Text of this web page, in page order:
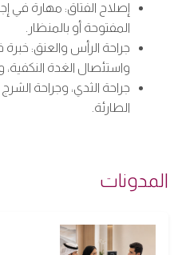
إصلاح الفتاق: مهارة في
المفتوحة أو بالمنظار.
جراحة الرأس والعنق:
واستئصال الغدة النكفية،
جراحة الثدي، وجراحة
الطارئة.
المدونات